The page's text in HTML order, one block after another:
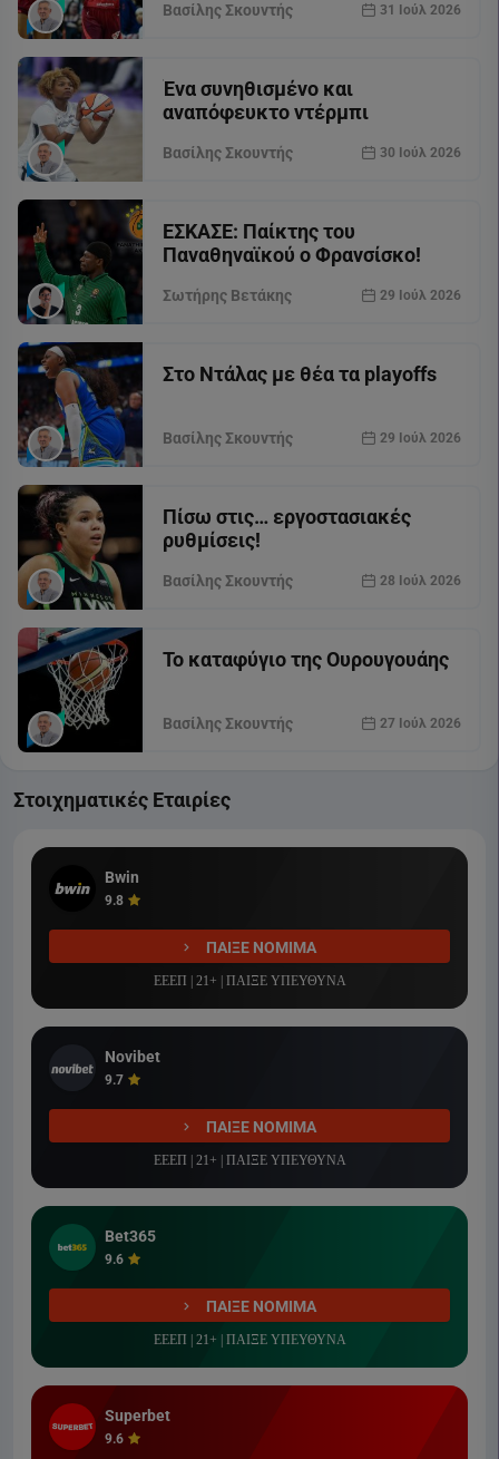
Βασίλης Σκουντής 31 Ιούλ 2026
Ένα συνηθισμένο και
αναπόφευκτο ντέρμπι
Βασίλης Σκουντής 30 Ιούλ 2026
ΕΣΚΑΣΕ: Παίκτης του
Παναθηναϊκού ο Φρανσίσκο!
Σωτήρης Βετάκης 29 Ιούλ 2026
Στο Ντάλας με θέα τα playoffs
Βασίλης Σκουντής 29 Ιούλ 2026
Πίσω στις… εργοστασιακές
ρυθμίσεις!
Βασίλης Σκουντής 28 Ιούλ 2026
Το καταφύγιο της Ουρουγουάης
Βασίλης Σκουντής 27 Ιούλ 2026
Στοιχηματικές Εταιρίες
Bwin
9.8
ΠΑΙΞΕ ΝΟΜΙΜΑ
ΕΕΕΠ | 21+ | ΠΑΙΞΕ ΥΠΕΥΘΥΝΑ
Novibet
9.7
ΠΑΙΞΕ ΝΟΜΙΜΑ
ΕΕΕΠ | 21+ | ΠΑΙΞΕ ΥΠΕΥΘΥΝΑ
Bet365
9.6
ΠΑΙΞΕ ΝΟΜΙΜΑ
ΕΕΕΠ | 21+ | ΠΑΙΞΕ ΥΠΕΥΘΥΝΑ
Superbet
9.6